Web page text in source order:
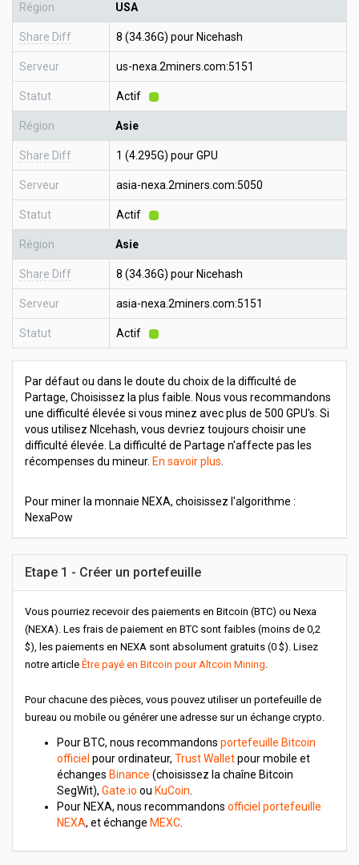
Région USA
Share Diff 8 (34.36G) pour Nicehash
Serveur us-nexa.2miners.com:5151
Statut Actif
Région Asie
Share Diff 1 (4.295G) pour GPU
Serveur asia-nexa.2miners.com:5050
Statut Actif
Région Asie
Share Diff 8 (34.36G) pour Nicehash
Serveur asia-nexa.2miners.com:5151
Statut Actif
Par défaut ou dans le doute du choix de la difficulté de
Partage, Choisissez la plus faible. Nous vous recommandons
une difficulté élevée si vous minez avec plus de 500 GPU's. Si
vous utilisez NIcehash, vous devriez toujours choisir une
difficulté élevée. La difficulté de Partage n'affecte pas les
récompenses du mineur. En savoir plus
Pour miner la monnaie NEXA, choisissez l'algorithme :
NexaPow
Etape 1 - Créer un portefeuille
Vous pourriez recevoir des paiements en Bitcoin (BTC) ou Nexa
(NEXA). Les frais de paiement en BTC sont faibles (moins de 0,2
$), les paiements en NEXA sont absolument gratuits (0 $). Lisez
notre article Être payé en Bitcoin pour Altcoin Mining.
Pour chacune des pièces, vous pouvez utiliser un portefeuille de
bureau ou mobile ou générer une adresse sur un échange crypto.
Pour BTC, nous recommandons portefeuille Bitcoin
officiel pour ordinateur, Trust Walletpour mobile et
échanges Binance (choisissez la chaîne Bitcoin
SegWit), Gate.io ou KuCoin
Pour NEXA, nous recommandons officiel portefeuille
NEXA, et échange MEXC